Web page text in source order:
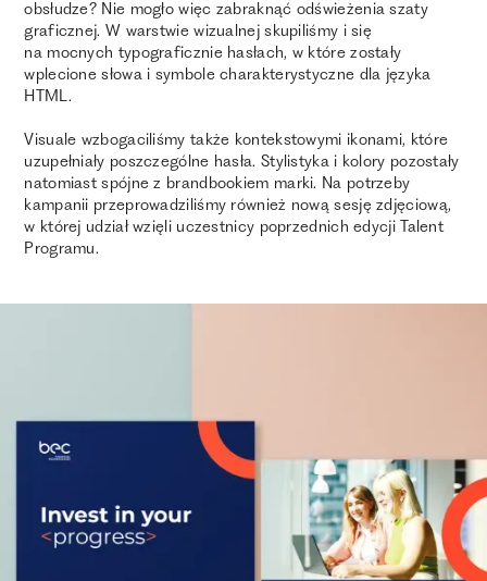
obsłudze? Nie mogło więc zabraknąć odświeżenia szaty
graficznej. W warstwie wizualnej skupiliśmy i się
na mocnych typograficznie hasłach, w które zostały
wplecione słowa i symbole charakterystyczne dla języka
HTML.
Visuale wzbogaciliśmy także kontekstowymi ikonami, które
uzupełniały poszczególne hasła. Stylistyka i kolory pozostały
natomiast spójne z brandbookiem marki. Na potrzeby
kampanii przeprowadziliśmy również nową sesję zdjęciową,
w której udział wzięli uczestnicy poprzednich edycji Talent
Programu.